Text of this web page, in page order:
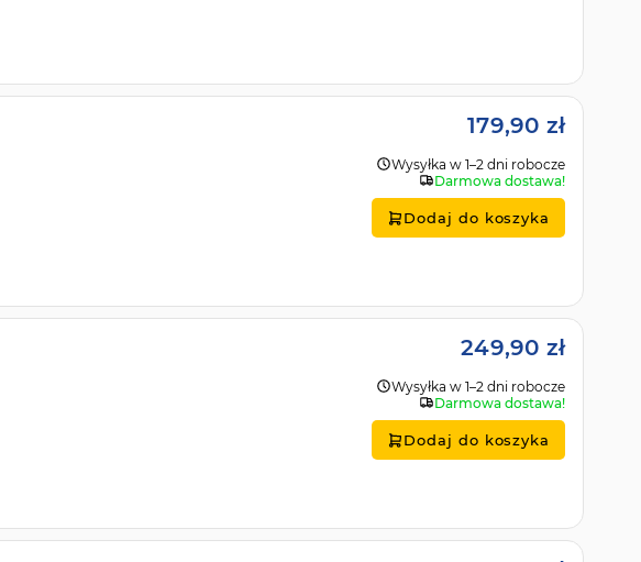
179,90 zł
Wysyłka w 1–2 dni robocze
Darmowa dostawa!
Dodaj do koszyka
249,90 zł
Wysyłka w 1–2 dni robocze
Darmowa dostawa!
Dodaj do koszyka